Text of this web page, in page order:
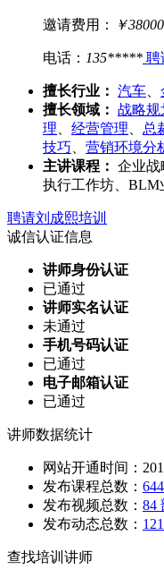
邀请费用： ￥38000
电话： 135***** 聘
擅长行业： 汽车
擅长领域： 战略规
理
经营管理 总
技巧
营销环境分
主讲课程： 企业战
执行工作坊、BLM
聘请刘成熙培训
诚信认证信息
讲师身份认证
已通过
讲师实名认证
未通过
手机号码认证
已通过
电子邮箱认证
已通过
讲师数据统计
网站开通时间：
发布课程总数：
发布视频总数： 84
发布动态总数：
查找培训讲师